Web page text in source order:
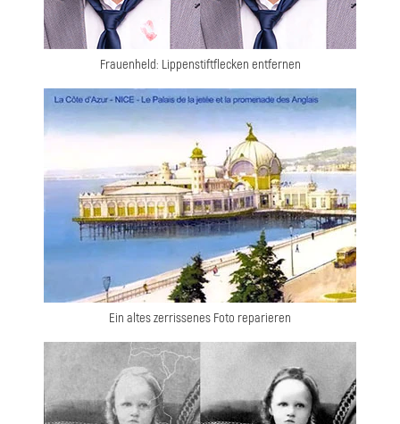
Frauenheld: Lippenstiftflecken entfernen
Ein altes zerrissenes Foto reparieren